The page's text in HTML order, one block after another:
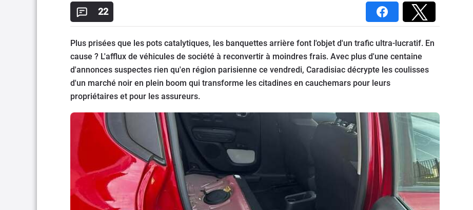
22
Plus prisées que les pots catalytiques, les banquettes arrière font l'objet d'un trafic ultra-lucratif. En
cause ? L'afflux de véhicules de société à reconvertir à moindres frais. Avec plus d'une centaine
d'annonces suspectes rien qu'en région parisienne ce vendredi, Caradisiac décrypte les coulisses
d'un marché noir en plein boom qui transforme les citadines en cauchemars pour leurs
propriétaires et pour les assureurs.